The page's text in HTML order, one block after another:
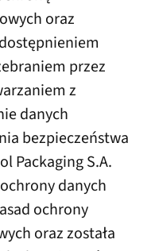
oraz
przez
z
danych
bezpieczeństwa
Packaging S.A.
danych
ochrony
oraz została